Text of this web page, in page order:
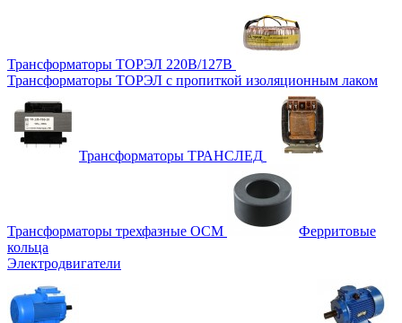
Трансформаторы ТОРЭЛ 220В/127В
Трансформаторы ТОРЭЛ с пропиткой изоляционным лаком
Трансформаторы ТРАНСЛЕД
Трансформаторы трехфазные ОСМ
Ферритовые
кольца
Электродвигатели